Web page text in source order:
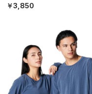
￥3,850